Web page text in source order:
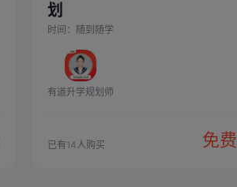
划
时间： 随到随学
有道升学规划师
已有14人购买 免费